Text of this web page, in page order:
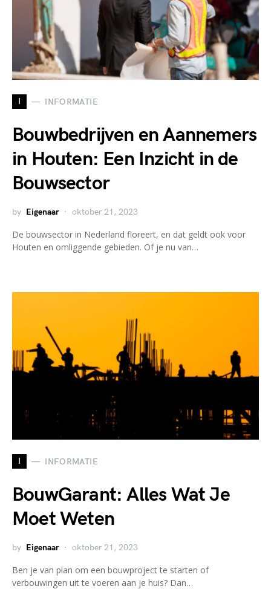
I INFORMATIE
Bouwbedrijven en Aannemers
in Houten: Een Inzicht in de
Bouwsector
by Eigenaar oktober 21, 2023
De bouwsector in Nederland floreert, en dat geldt ook voor
Houten en omliggende gebieden. Of je nu van…
I INFORMATIE
BouwGarant: Alles Wat Je
Moet Weten
by Eigenaar oktober 21, 2023
Ben je van plan om een bouwproject te starten of
verbouwingen uit te voeren aan je huis? Dan…